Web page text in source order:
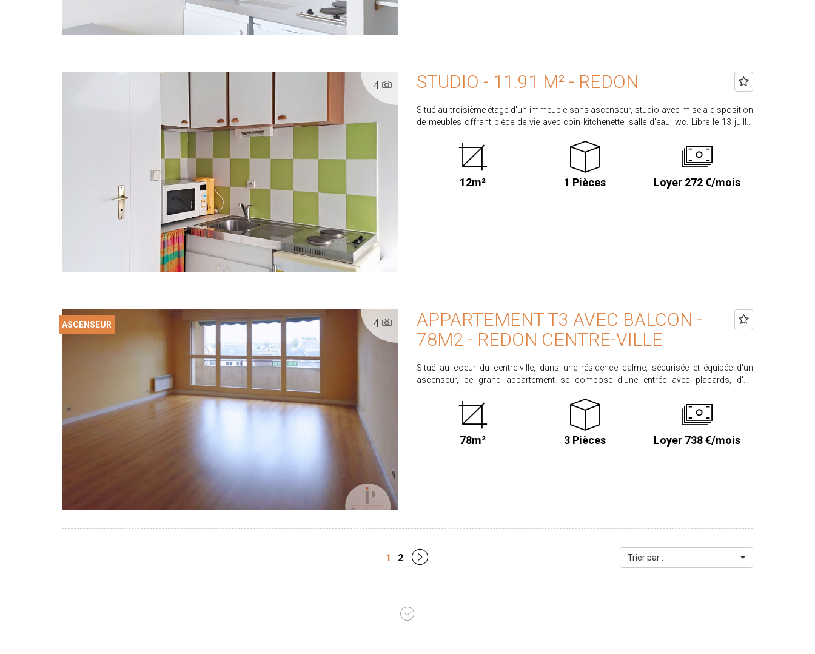
4 STUDIO - 11.91 M² - REDON
Situé au troisième étage d'un immeuble sans ascenseur, studio avec mise à disposition
de meubles offrant pièce de vie avec coin kitchenette, salle d'eau, wc. Libre le 13 juillet
taxe ordures ménagères. Dépôt de garantie 242.00€ Honoraires locataire : 131.01€ dont
35.73€ pour l'état des lieux d'entrée. CLASSE ENERGIE : C CLASSE CLIMAT : A Ce bien
vous intéresse ? Candidatez en ligne sur notre site agence proximmo-immobilier onglet
12m² 1 Pièces Loyer 272 €/mois
4
ASCENSEUR
APPARTEMENT T3 AVEC BALCON -
78M2 - REDON CENTRE-VILLE
Situé au coeur du centre-ville, dans une résidence calme, sécurisée et équipée d'un
ascenseur, ce grand appartement se compose d'une entrée avec placards, d'un
réfrigérateur), de deux chambres, d'une salle d'eau avec rangements, de WC séparés et
Loyer : 640.00 € plus 98.00 € de provisions sur charges correspondant aux communs.
Honoraires locataire : 609.00 € dont 225.00 € pour la réalisation de l'état des lieux. Dépôt
78m² 3 Pièces Loyer 738 €/mois
1 2 Trier par :